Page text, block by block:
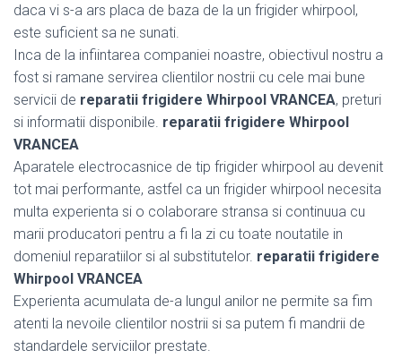
daca vi s-a ars placa de baza de la un frigider whirpool,
este suficient sa ne sunati.
Inca de la infiintarea companiei noastre, obiectivul nostru a
fost si ramane servirea clientilor nostrii cu cele mai bune
servicii de reparatii frigidere Whirpool VRANCEA, preturi
si informatii disponibile. reparatii frigidere Whirpool
VRANCEA
Aparatele electrocasnice de tip frigider whirpool au devenit
tot mai performante, astfel ca un frigider whirpool necesita
multa experienta si o colaborare stransa si continuua cu
marii producatori pentru a fi la zi cu toate noutatile in
domeniul reparatiilor si al substitutelor. reparatii frigidere
Whirpool VRANCEA
Experienta acumulata de-a lungul anilor ne permite sa fim
atenti la nevoile clientilor nostrii si sa putem fi mandrii de
standardele serviciilor prestate.